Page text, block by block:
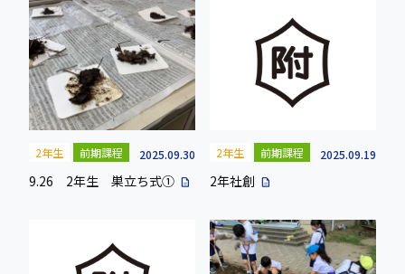
2年生 前期課程 2025.09.30
9.26 2年生 巣立ち式① description
2年生 前期課程 2025.09.19
2年社創 description